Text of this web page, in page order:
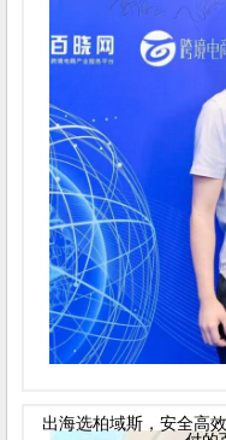
出海选柏域斯，安全高